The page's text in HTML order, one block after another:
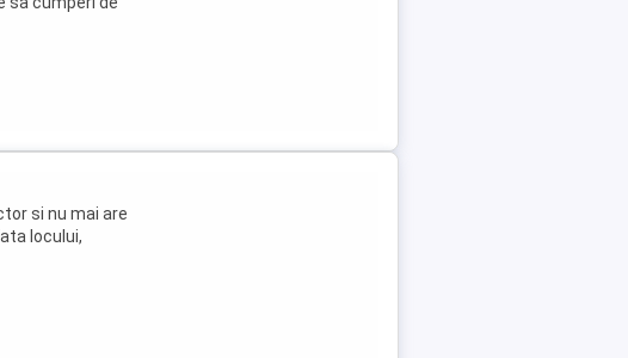
si nu mai are
locului,